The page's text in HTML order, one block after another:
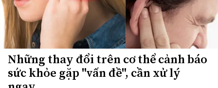
Những thay đổi trên cơ thể cảnh báo
sức khỏe gặp "vấn đề", cần xử lý